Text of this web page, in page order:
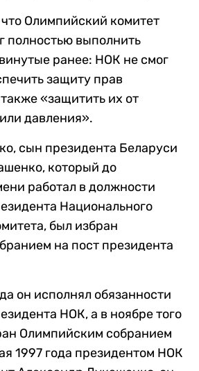
Олимпийский комитет
полностью выполнить
ранее: НОК не смог
защиту прав
«защитить их от
давления».
сын президента Беларуси
который до
работал в должности
Национального
был избран
на пост президента
он исполнял обязанности
НОК, а в ноябре того
Олимпийским собранием
1997 года президентом НОК